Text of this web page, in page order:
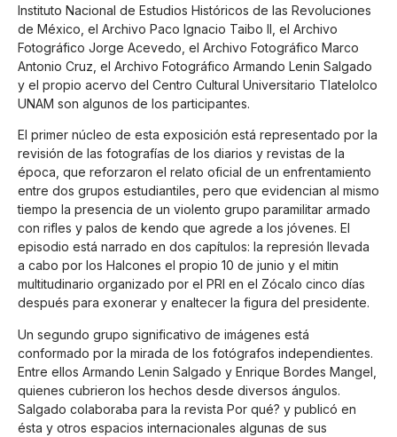
Instituto Nacional de Estudios Históricos de las Revoluciones
de México, el Archivo Paco Ignacio Taibo II, el Archivo
Fotográfico Jorge Acevedo, el Archivo Fotográfico Marco
Antonio Cruz, el Archivo Fotográfico Armando Lenin Salgado
y el propio acervo del Centro Cultural Universitario Tlatelolco
UNAM son algunos de los participantes.
El primer núcleo de esta exposición está representado por la
revisión de las fotografías de los diarios y revistas de la
época, que reforzaron el relato oficial de un enfrentamiento
entre dos grupos estudiantiles, pero que evidencian al mismo
tiempo la presencia de un violento grupo paramilitar armado
con rifles y palos de kendo que agrede a los jóvenes. El
episodio está narrado en dos capítulos: la represión llevada
a cabo por los Halcones el propio 10 de junio y el mitin
multitudinario organizado por el PRI en el Zócalo cinco días
después para exonerar y enaltecer la figura del presidente.
Un segundo grupo significativo de imágenes está
conformado por la mirada de los fotógrafos independientes.
Entre ellos Armando Lenin Salgado y Enrique Bordes Mangel,
quienes cubrieron los hechos desde diversos ángulos.
Salgado colaboraba para la revista Por qué? y publicó en
ésta y otros espacios internacionales algunas de sus